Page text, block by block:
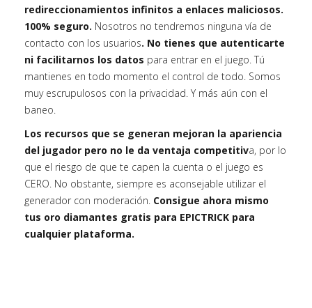
redireccionamientos infinitos a enlaces maliciosos.
100% seguro. Nosotros no tendremos ninguna vía de
contacto con los usuarios. No tienes que autenticarte
ni facilitarnos los datos para entrar en el juego. Tú
mantienes en todo momento el control de todo. Somos
muy escrupulosos con la privacidad. Y más aún con el
baneo.
Los recursos que se generan mejoran la apariencia
del jugador pero no le da ventaja competitiva, por lo
que el riesgo de que te capen la cuenta o el juego es
CERO. No obstante, siempre es aconsejable utilizar el
generador con moderación. Consigue ahora mismo
tus oro diamantes gratis para EPICTRICK para
cualquier plataforma.